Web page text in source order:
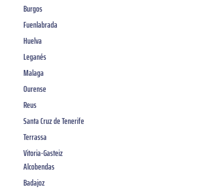
Burgos
Fuenlabrada
Huelva
Leganés
Malaga
Ourense
Reus
Santa Cruz de Tenerife
Terrassa
Vitoria-Gasteiz
Alcobendas
Badajoz